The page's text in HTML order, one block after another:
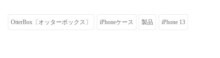
OtterBox〔オッターボックス〕 iPhoneケース 製品 iPhone 13